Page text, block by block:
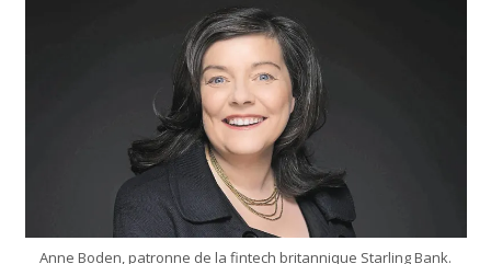
Anne Boden, patronne de la fintech britannique Starling Bank.